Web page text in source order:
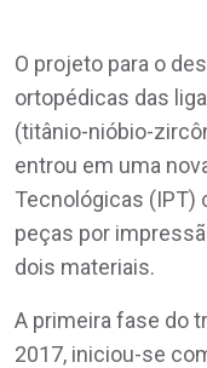
O projeto para o
ortopédicas das
(titânio-nióbio-
entrou em uma
Tecnológicas (IPT)
peças por
dois materiais.
A primeira fase do
2017, iniciou-se